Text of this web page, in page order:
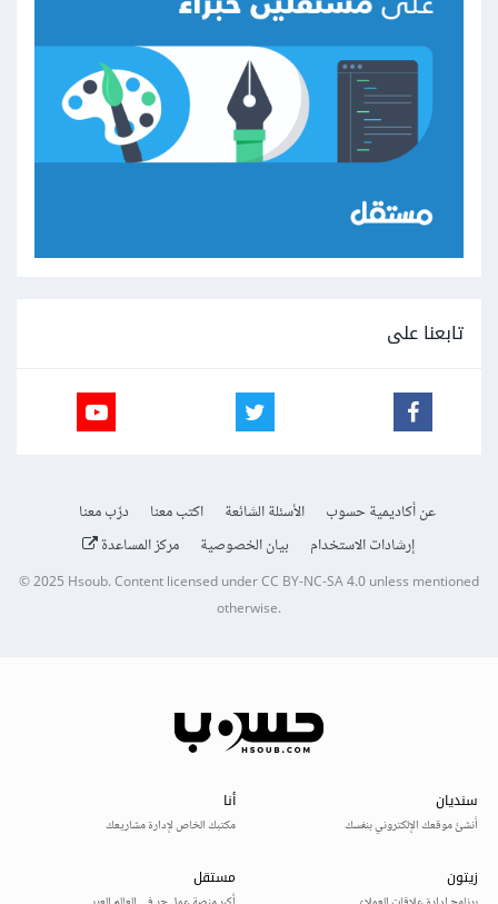
تابعنا على
عن أكاديمية حسوب الأسئلة الشائعة اكتب معنا
درّب معنا
إرشادات الاستخدام
بيان الخصوصية مركز المساعدة
© 2025Hsoub.Content licensed underCC BY-NC-SA 4.0unless mentioned
otherwise.